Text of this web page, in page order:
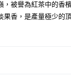
，被譽為紅茶中的香
果香，是產量極少的